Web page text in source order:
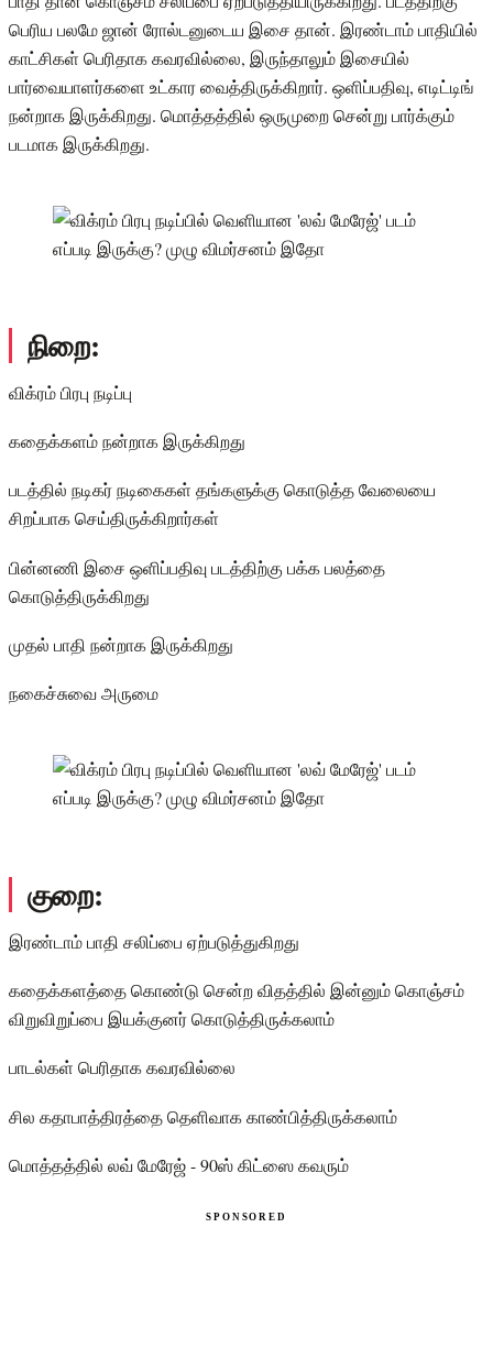
பெரிய பலமே ஜான் ரோல்டனுடைய இசை தான். இரண்டாம் பாதியில்
காட்சிகள் பெரிதாக கவரவில்லை, இருந்தாலும் இசையில்
பார்வையாளர்களை உட்கார வைத்திருக்கிறார். ஒளிப்பதிவு, எடிட்டிங்
நன்றாக இருக்கிறது. மொத்தத்தில் ஒருமுறை சென்று பார்க்கும்
படமாக இருக்கிறது.
நிறை:
விக்ரம் பிரபு நடிப்பு
கதைக்களம் நன்றாக இருக்கிறது
படத்தில் நடிகர் நடிகைகள் தங்களுக்கு கொடுத்த வேலையை
சிறப்பாக செய்திருக்கிறார்கள்
பின்னணி இசை ஒளிப்பதிவு படத்திற்கு பக்க பலத்தை
கொடுத்திருக்கிறது
முதல் பாதி நன்றாக இருக்கிறது
நகைச்சுவை அருமை
குறை:
இரண்டாம் பாதி சலிப்பை ஏற்படுத்துகிறது
கதைக்களத்தை கொண்டு சென்ற விதத்தில் இன்னும் கொஞ்சம்
விறுவிறுப்பை இயக்குனர் கொடுத்திருக்கலாம்
பாடல்கள் பெரிதாக கவரவில்லை
சில கதாபாத்திரத்தை தெளிவாக காண்பித்திருக்கலாம்
மொத்தத்தில் லவ் மேரேஜ் - 90ஸ் கிட்ஸை கவரும்